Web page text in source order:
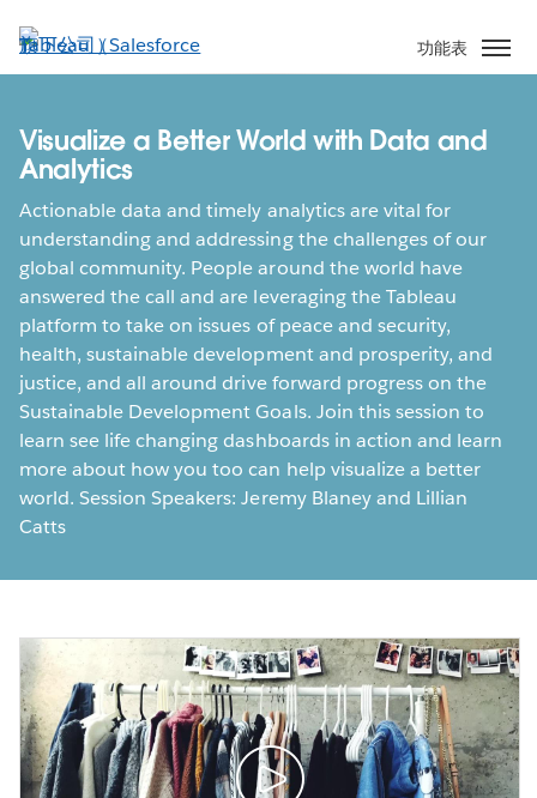
至
主
容
功能表
Visualize a Better World with Data and
Analytics
Actionable data and timely analytics are vital for
understanding and addressing the challenges of our
global community. People around the world have
answered the call and are leveraging the Tableau
platform to take on issues of peace and security,
health, sustainable development and prosperity, and
justice, and all around drive forward progress on the
Sustainable Development Goals. Join this session to
learn see life changing dashboards in action and learn
more about how you too can help visualize a better
world. Session Speakers: Jeremy Blaney and Lillian
Catts